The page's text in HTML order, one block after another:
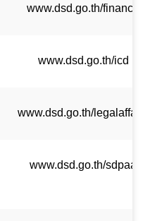
www.dsd.go.th/finance
www.dsd.go.th/icd
www.dsd.go.th/
www.dsd.go.th/sdpaa